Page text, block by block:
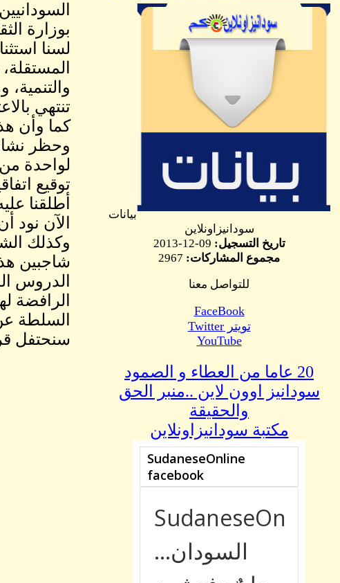
بيانات
سودانيزاونلاين
تاريخ التسجيل:
مجموع المشاركات:
للتواصل معنا
FaceBook
تويتر Twitter
YouTube
20 عاما من العطاء و الصمود
سودانيز اوون لاين ..منبر الحق
والحقيقة
مكتبة سودانيزاونلاين
بوزارة
لسنا
تنتهي
كما وأن
لواحدة
أطلقنا عليه
الآن
وكذلك
شاجبين
الدروس
الرافضة
السلطة
سنحتفل